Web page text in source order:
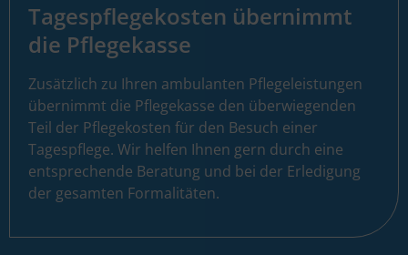
Tagespflegekosten übernimmt
die Pflegekasse ​
Zusätzlich zu Ihren ambulanten Pflegeleistungen
übernimmt die Pflegekasse den überwiegenden
Teil der Pflegekosten für den Besuch einer
Tagespflege. Wir helfen Ihnen gern durch eine
entsprechende Beratung und bei der Erledigung
der gesamten Formalitäten.